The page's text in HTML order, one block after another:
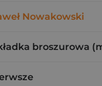
Nowakowski
broszurowa